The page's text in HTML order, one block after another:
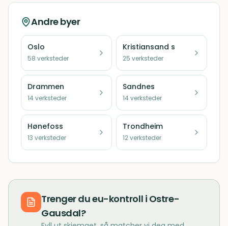
Andre byer
Oslo
58 verksteder
Kristiansand s
25 verksteder
Drammen
14verksteder
Sandnes
14verksteder
Hønefoss
13 verksteder
Trondheim
12verksteder
Trenger dueu-kontroll i Ostre-
Gausdal?